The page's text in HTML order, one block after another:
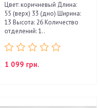
Цвет: коричневый Длина:
55 (верх) 33 (дно) Ширина:
13 Высота: 26 Количество
отделений: 1..
1 099 грн.